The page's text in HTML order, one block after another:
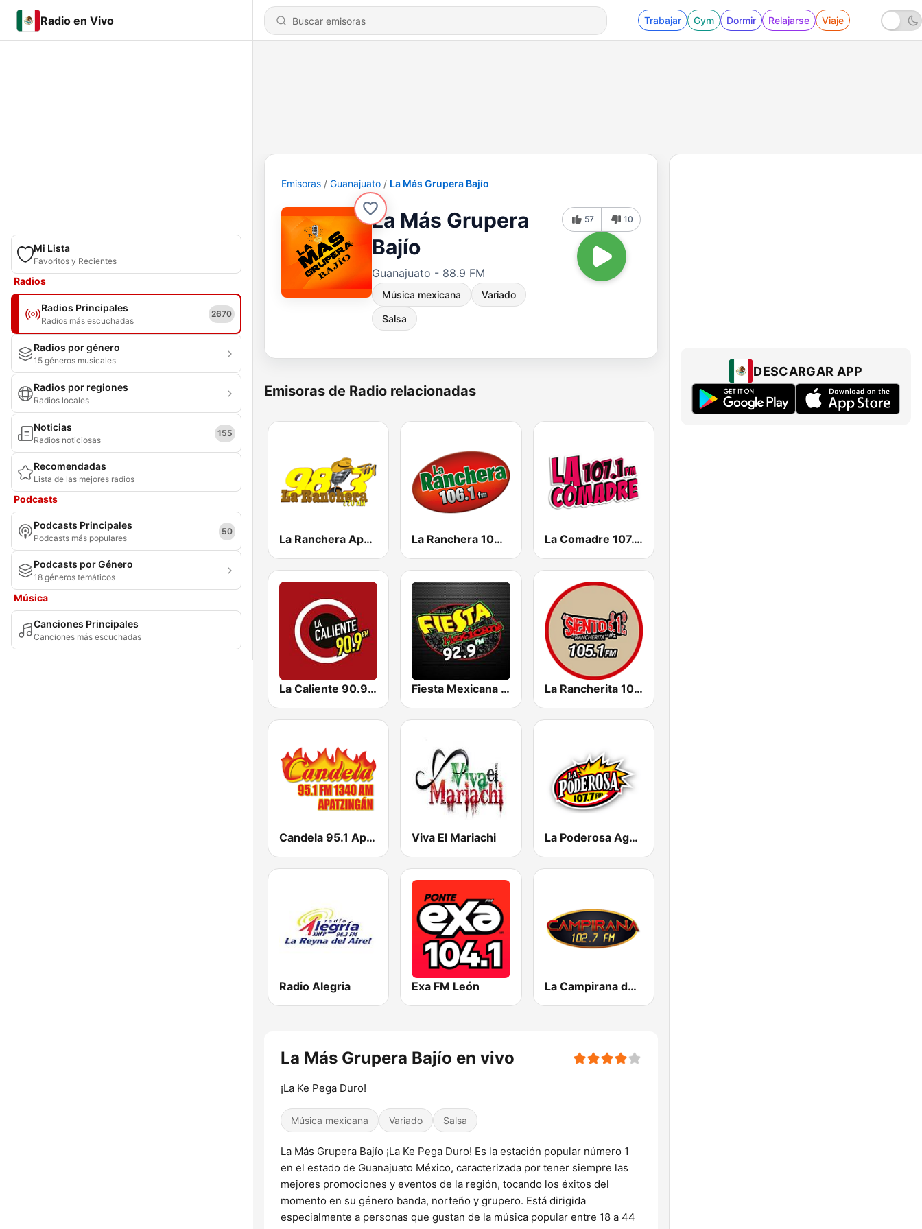
Radio en Vivo Trabajar Gym Dormir Relajarse Viaje
Mi Lista
Favoritos y Recientes
Radios
Radios Principales
Radios más escuchadas
2670
Radios por género
15 géneros musicales
Radios por regiones
Radios locales
Noticias
Radios noticiosas
155
Recomendadas
Lista de las mejores radios
Podcasts
Podcasts Principales
Podcasts más populares
50
Podcasts por Género
18 géneros temáticos
Música
Canciones Principales
Canciones más escuchadas
Emisoras Guanajuato La Más Grupera Bajío
La Más Grupera
Bajío
Guanajuato - 88.9 FM
Música mexicana Variado
Salsa
57 10
Emisoras de Radio relacionadas
La Ranchera Apatzingán La Ranchera 106.1 FM La Comadre 107.1 FM | Matamoros
La Caliente 90.9 FM | Chihuahua Fiesta Mexicana 92.9 FM La Rancherita 105.1 FM
Candela 95.1 Apatzingán Viva El Mariachi La Poderosa Aguascalientes
Radio Alegria Exa FM León La Campirana de Irapuato
La Más Grupera Bajío en vivo
¡La Ke Pega Duro!
Música mexicana Variado Salsa
La Más Grupera Bajío ¡La Ke Pega Duro! Es la estación popular número 1
en el estado de Guanajuato México, caracterizada por tener siempre las
mejores promociones y eventos de la región, tocando los éxitos del
momento en su género banda, norteño y grupero. Está dirigida
especialmente a personas que gustan de la música popular entre 18 a 44
DESCARGAR APP